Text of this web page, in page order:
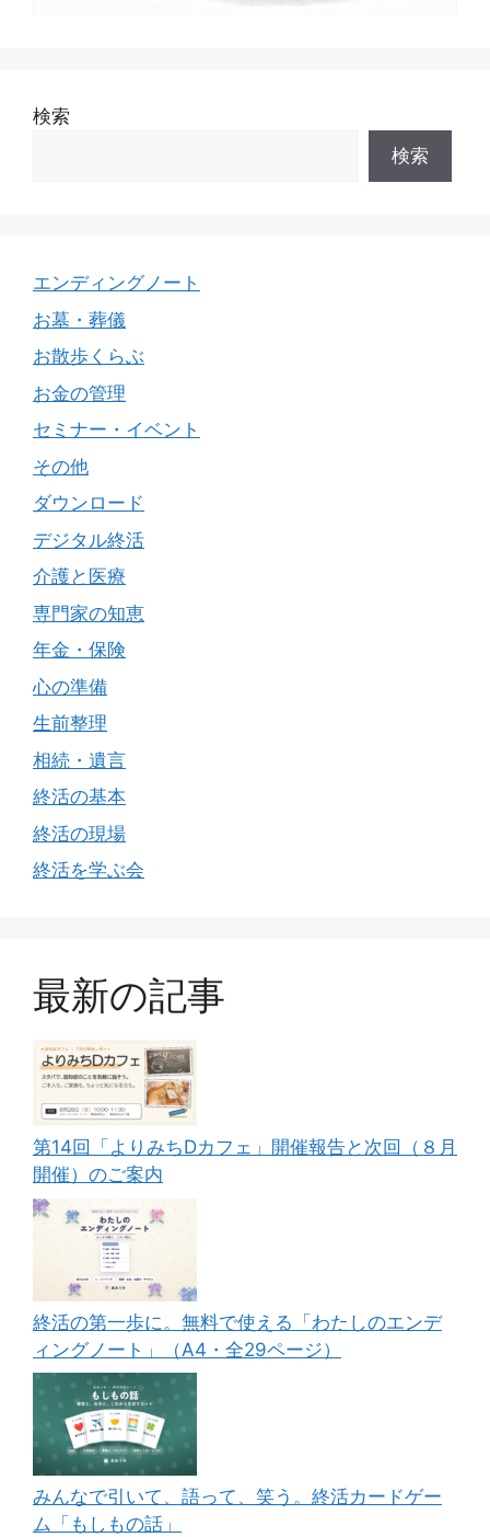
検索
検索
エンディングノート
お墓・葬儀
お散歩くらぶ
お金の管理
セミナー・イベント
その他
ダウンロード
デジタル終活
介護と医療
専門家の知恵
年金・保険
心の準備
生前整理
相続・遺言
終活の基本
終活の現場
終活を学ぶ会
最新の記事
第14回「よりみちDカフェ」開催報告と次回（８月
開催）のご案内
終活の第一歩に。無料で使える「わたしのエンデ
ィングノート」（A4・全29ページ）
みんなで引いて、語って、笑う。終活カードゲー
ム「もしもの話」